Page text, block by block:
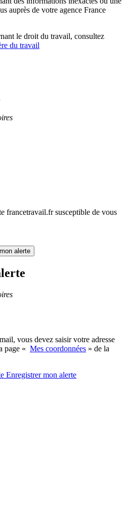
auprès de votre agence France
le droit du travail, consultez
du travail
francetravail.fr susceptible de vous
alerte
vous devez saisir votre adresse
page « Mes coordonnées » de la
Enregistrermon alerte